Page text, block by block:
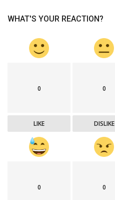
WHAT'S YOUR REACTION?
0
LIKE
0
DISLIKE
0 0